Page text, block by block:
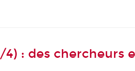
4) : des chercheurs